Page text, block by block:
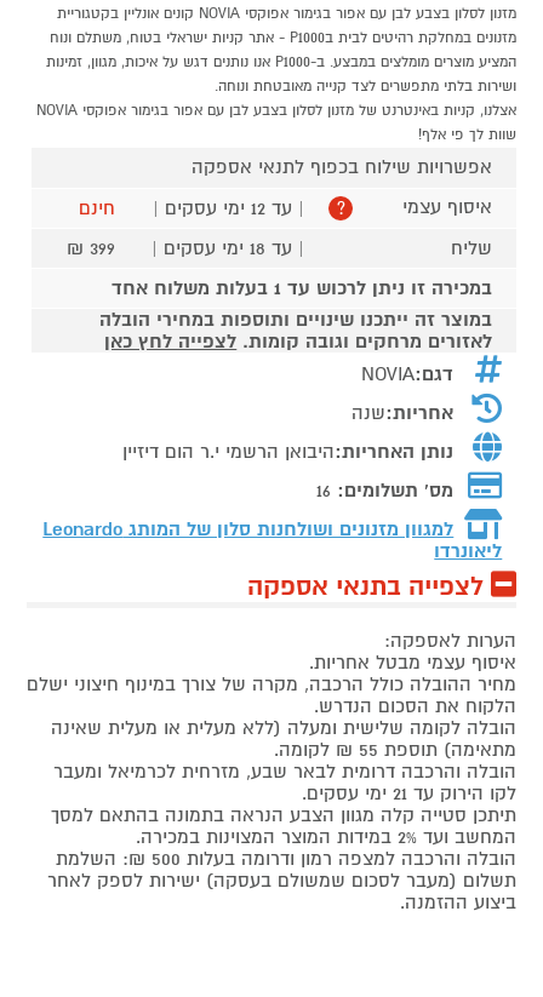
מזנון לסלון בצבע לבן עם אפור בגימור אפוקסי NOVIA קונים אונליין בקטגוריית
מזנונים במחלקת רהיטים לבית בP1000 - אתר קניות ישראלי בטוח, משתלם ונוח
המציע מוצרים מומלצים במבצע. ב-P1000 אנו נותנים דגש על איכות, מגוון, זמינות
ושירות בלתי מתפשרים לצד קנייה מאובטחת ונוחה.
אצלנו, קניות באינטרנט של מזנון לסלון בצבע לבן עם אפור בגימור אפוקסי NOVIA
שוות לך פי אלף!
אפשרויות שילוח בכפוף לתנאי אספקה
איסוף עצמי
? | עד 12 ימי עסקים |
חינם
שליח
| עד 18 ימי עסקים |
399 ₪
במכירה זו ניתן לרכוש עד 1 בעלות משלוח אחד
במוצר זה ייתכנו שינויים ותוספות במחירי הובלה
לאזורים מרחקים וגובה קומות. לצפייה לחץ כאן
דגם:NOVIA
אחריות:שנה
נותן האחריות:היבואן הרשמי י.ר הום דיזיין
מס' תשלומים: 16
למגוון מזנונים ושולחנות סלון של המותג Leonardo
ליאונרדו
לצפייה בתנאי אספקה
הערות לאספקה:
איסוף עצמי מבטל אחריות.
מחיר ההובלה כולל הרכבה, מקרה של צורך במינוף חיצוני ישלם
הלקוח את הסכום הנדרש.
הובלה לקומה שלישית ומעלה (ללא מעלית או מעלית שאינה
מתאימה) תוספת 55 ₪ לקומה.
הובלה והרכבה דרומית לבאר שבע, מזרחית לכרמיאל ומעבר
לקו הירוק עד 21 ימי עסקים.
תיתכן סטייה קלה מגוון הצבע הנראה בתמונה בהתאם למסך
המחשב ועד 2% במידות המוצר המצוינות במכירה.
הובלה והרכבה למצפה רמון ודרומה בעלות 500 ₪: השלמת
תשלום (מעבר לסכום שמשולם בעסקה) ישירות לספק לאחר
ביצוע ההזמנה.